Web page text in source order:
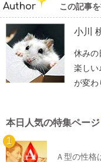
Author この記事
小川
休みの
楽しい
が変
本日人気の特集ページ
Ａ型の性格